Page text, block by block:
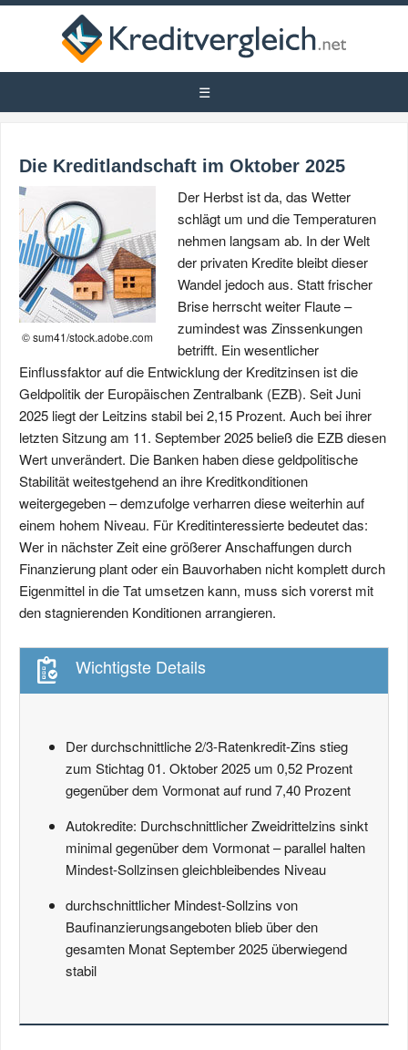
Die Kreditlandschaft im Oktober 2025
© sum41/stock.adobe.com
Der Herbst ist da, das Wetter
schlägt um und die Temperaturen
nehmen langsam ab. In der Welt
der privaten Kredite bleibt dieser
Wandel jedoch aus. Statt frischer
Brise herrscht weiter Flaute –
zumindest was Zinssenkungen
betrifft. Ein wesentlicher
Einflussfaktor auf die Entwicklung der Kreditzinsen ist die
Geldpolitik der Europäischen Zentralbank (EZB). Seit Juni
2025 liegt der Leitzins stabil bei 2,15 Prozent. Auch bei ihrer
letzten Sitzung am 11. September 2025 beließ die EZB diesen
Wert unverändert. Die Banken haben diese geldpolitische
Stabilität weitestgehend an ihre Kreditkonditionen
weitergegeben – demzufolge verharren diese weiterhin auf
einem hohem Niveau. Für Kreditinteressierte bedeutet das:
Wer in nächster Zeit eine größerer Anschaffungen durch
Finanzierung plant oder ein Bauvorhaben nicht komplett durch
Eigenmittel in die Tat umsetzen kann, muss sich vorerst mit
den stagnierenden Konditionen arrangieren.
Wichtigste Details
Der durchschnittliche 2/3-Ratenkredit-Zins stieg
zum Stichtag 01. Oktober 2025 um 0,52 Prozent
gegenüber dem Vormonat auf rund 7,40 Prozent
Autokredite: Durchschnittlicher Zweidrittelzins sinkt
minimal gegenüber dem Vormonat – parallel halten
Mindest-Sollzinsen gleichbleibendes Niveau
durchschnittlicher Mindest-Sollzins von
Baufinanzierungsangeboten blieb über den
gesamten Monat September 2025 überwiegend
stabil